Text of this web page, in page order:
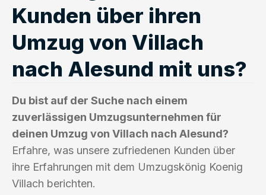
Kunden über ihren
Umzug von Villach
nach Alesund mit uns?
Du bist auf der Suche nach einem
zuverlässigen Umzugsunternehmen für
deinen Umzug von Villach nach Alesund?
Erfahre, was unsere zufriedenen Kunden über
ihre Erfahrungen mit dem Umzugskönig Koenig
Villach berichten.